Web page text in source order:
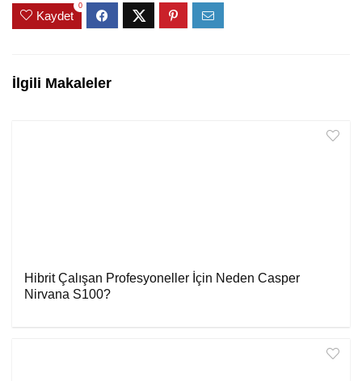
Kaydet
0
İlgili Makaleler
Hibrit Çalışan Profesyoneller İçin Neden Casper
Nirvana S100?